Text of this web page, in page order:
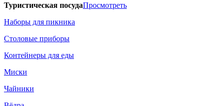
Туристическая посудаПросмотреть
Наборы для пикника
Столовые приборы
Контейнеры для еды
Миски
Чайники